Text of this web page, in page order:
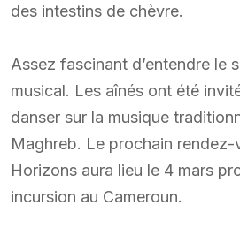
des intestins de chèvre.
Assez fascinant d’entendre le
musical. Les aînés ont été
danser sur la musique
Maghreb. Le prochain
Horizons aura lieu le 4 mars
incursion au Cameroun.